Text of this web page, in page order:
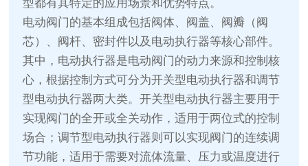
型都有其特定的应用场景和优势特点。
电动阀门的基本组成包括阀体、阀盖、阀瓣（阀
芯）、阀杆、密封件以及电动执行器等核心部件。
其中，电动执行器是电动阀门的动力来源和控制核
心，根据控制方式可分为开关型电动执行器和调节
型电动执行器两大类。开关型电动执行器主要用于
实现阀门的全开或全关动作，适用于两位式的控制
场合；调节型电动执行器则可以实现阀门的连续调
节功能，适用于需要对流体流量、压力或温度进行